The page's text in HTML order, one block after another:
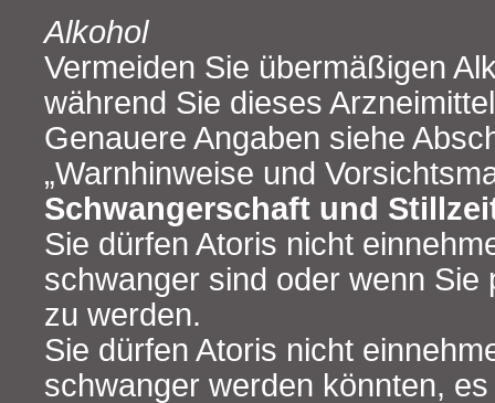
Alkohol
Vermeiden Sie übermäßigen
während Sie dieses
Genauere Angaben siehe
„Warnhinweise und
Schwangerschaft und
Sie dürfen Atoris nicht
schwanger sind oder wenn Sie
zu werden.
Sie dürfen Atoris nicht
schwanger werden könnten,